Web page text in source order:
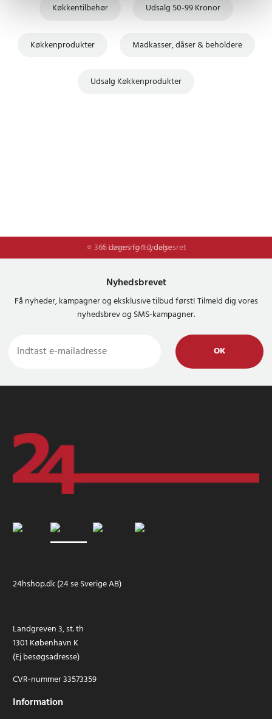
Køkkentilbehør Udsalg 50-99 Kronor
Køkkenprodukter Madkasser, dåser & beholdere
Udsalg Køkkenprodukter
⭐ Levering 1-2 dage
⭐ 365 dages fortrydelsesret
Nyhedsbrevet
Få nyheder, kampagner og eksklusive tilbud først! Tilmeld dig vores
nyhedsbrev og SMS-kampagner.
OK
24hshop.dk (24 se Sverige AB)
Landgreven 3, st. th
1301 København K
(Ej besøgsadresse)
CVR-nummer 33573359
Information